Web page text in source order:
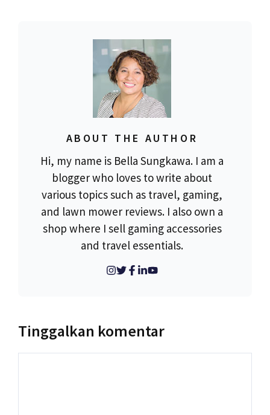
ABOUT THE AUTHOR
Hi, my name is Bella Sungkawa. I am a
blogger who loves to write about
various topics such as travel, gaming,
and lawn mower reviews. I also own a
shop where I sell gaming accessories
and travel essentials.
Tinggalkan komentar